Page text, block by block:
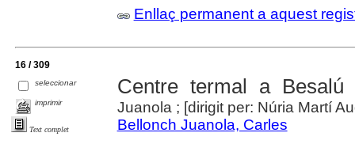
Enllaç permanent a aquest
16 / 309
seleccionar
imprimir
Text complet
Centre termal a Besalú
Juanola ; [dirigit per: Núria Martí
Bellonch Juanola, Carles